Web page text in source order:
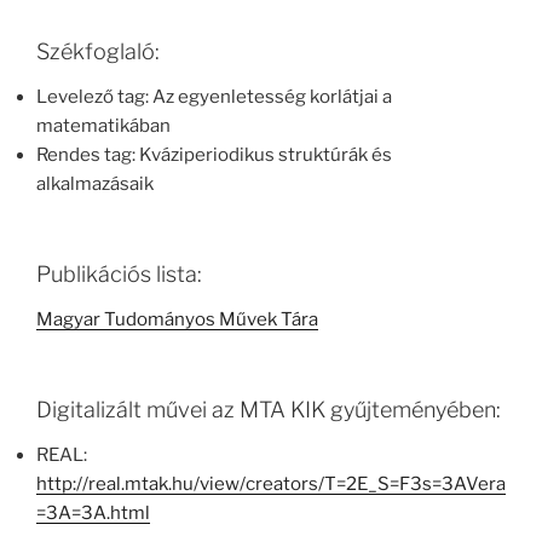
Székfoglaló:
Levelező tag: Az egyenletesség korlátjai a
matematikában
Rendes tag: Kváziperiodikus struktúrák és
alkalmazásaik
Publikációs lista:
Magyar Tudományos Művek Tára
Digitalizált művei az MTA KIK gyűjteményében:
REAL:
http://real.mtak.hu/view/creators/T=2E_S=F3s=3AVera
=3A=3A.html